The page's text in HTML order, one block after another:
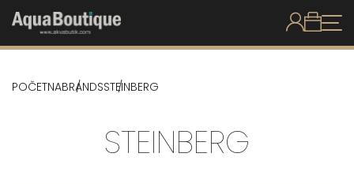
POČETNABRANDSSTEINBERG
STEINBERG